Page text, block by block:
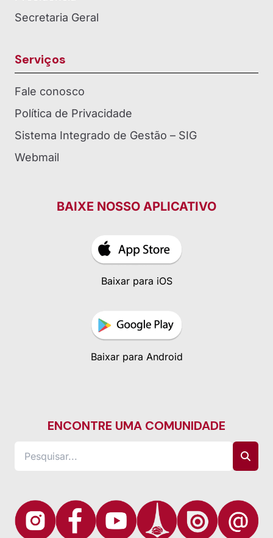
Secretaria Geral
Serviços
Fale conosco
Política de Privacidade
Sistema Integrado de Gestão – SIG
Webmail
BAIXE NOSSO APLICATIVO
Baixar para iOS
Baixar para Android
ENCONTRE UMA COMUNIDADE